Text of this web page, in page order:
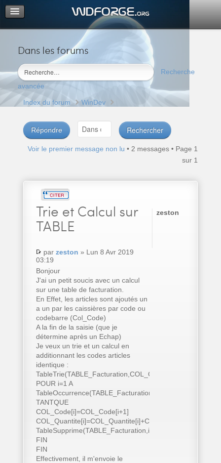
Dans les forums
Recherche
avancée
Portail
Index du forum
M’enregistrer
Connexion
Index du forum WinDev
Répondre
Voir le premier message non lu • 2 messages • Page 1
sur 1
Trie et Calcul sur
TABLE
par zeston » Lun 8 Avr 2019
03:19
Bonjour
J'ai un petit soucis avec un calcul
sur une table de facturation.
En Effet, les articles sont ajoutés un
a un par les caissières par code ou
codebarre (Col_Code)
A la fin de la saisie (que je
détermine après un Echap)
Je veux un trie et un calcul en
additionnant les codes articles
identique :
TableTrie(TABLE_Facturation,COL_Code..Nom)
POUR i=1 A
TableOccurrence(TABLE_Facturation)
TANTQUE
COL_Code[i]=COL_Code[i+1]
COL_Quantite[i]=COL_Quantite[i]+COL_Quantite[i+1]
TableSupprime(TABLE_Facturation,i+1)
FIN
FIN
Effectivement, il m'envoie le
zeston